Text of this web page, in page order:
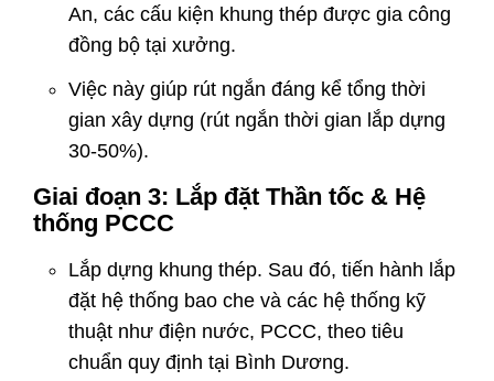
An, các cấu kiện khung thép được gia công
đồng bộ tại xưởng.
Việc này giúp rút ngắn đáng kể tổng thời
gian xây dựng (rút ngắn thời gian lắp dựng
30-50%).
Giai đoạn 3: Lắp đặt Thần tốc & Hệ
thống PCCC
Lắp dựng khung thép. Sau đó, tiến hành lắp
đặt hệ thống bao che và các hệ thống kỹ
thuật như điện nước, PCCC, theo tiêu
chuẩn quy định tại Bình Dương.